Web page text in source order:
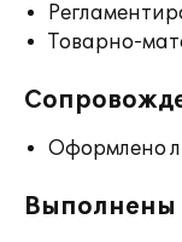
Товарно-
Оформлено
Выполнены